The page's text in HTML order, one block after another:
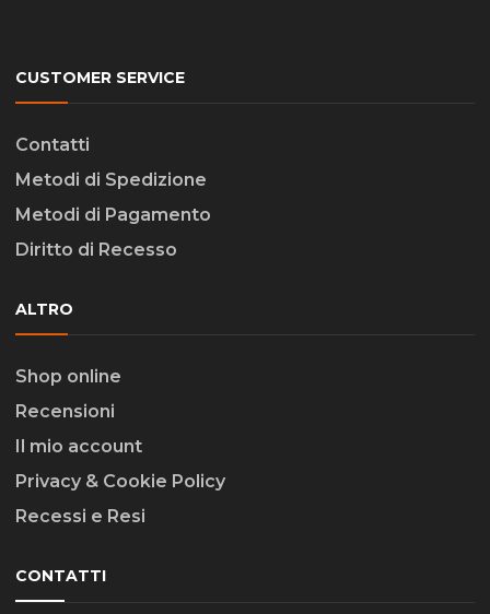
CUSTOMER SERVICE
Contatti
Metodi di Spedizione
Metodi di Pagamento
Diritto di Recesso
ALTRO
Shop online
Recensioni
Il mio account
Privacy & Cookie Policy
Recessi e Resi
CONTATTI